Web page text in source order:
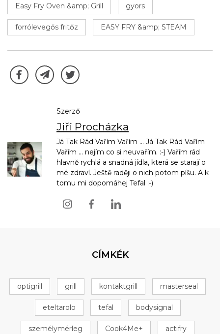
Easy Fry Oven &amp; Grill gyors
forrólevegős fritőz EASY FRY &amp; STEAM
Szerző
Jiří Procházka
Já Tak Rád Vařím Vařím ... Já Tak Rád Vařím
Vařím ... nejím co si neuvařím. :-) Vařím rád
hlavně rychlá a snadná jídla, která se starají o
mé zdraví. Ještě raději o nich potom píšu. A k
tomu mi dopomáhej Tefal :-)
CÍMKÉK
optigrill grill kontaktgrill masterseal
eteltarolo tefal bodysignal
személymérleg Cook4Me+ actifry